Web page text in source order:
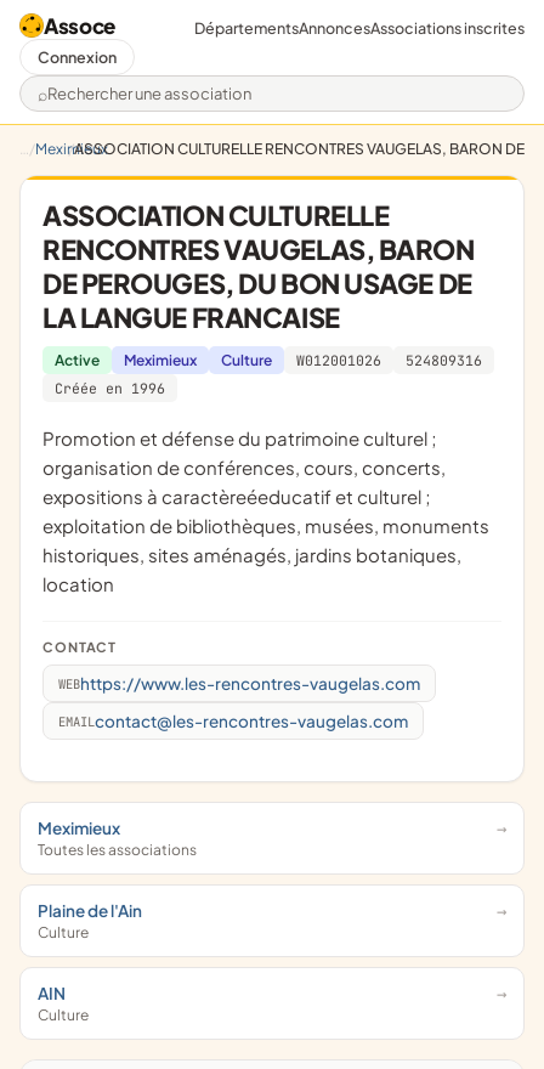
Assoce
Rechercher une association
DépartementsAnnoncesAssociations inscrites
Connexion
MeximieuxASSOCIATION CULTURELLE RENCONTRES VAUGELAS, BARON DE
ASSOCIATION CULTURELLE
RENCONTRES VAUGELAS, BARON
DE PEROUGES, DU BON USAGE DE
LA LANGUE FRANCAISE
Active Meximieux Culture W012001026
524809316
Créée en 1996
promotion et défense du patrimoine culturel ;
organisation de conférences, cours, concerts,
expositions à caractèreéeducatif et culturel ;
exploitation de bibliothèques, musées, monuments
historiques, sites aménagés, jardins botaniques,
location
CONTACT
WEBhttps://www.les-rencontres-vaugelas.com
EMAIL contact@les-rencontres-vaugelas.com
Meximieux
Toutes les associations
Plaine de l'Ain
Culture
AIN
Culture